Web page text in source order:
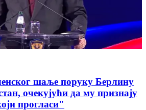
шаље поруку Берлину
очекујући да му признају
прогласи"